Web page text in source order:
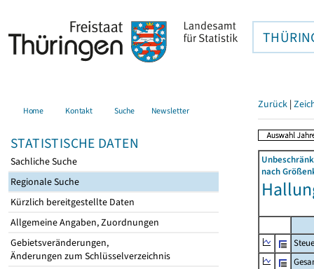
Home Kontakt Suche Newsletter
STATISTISCHE DATEN
Sachliche Suche
Regionale Suche
Kürzlich bereitgestellte Daten
Allgemeine Angaben, Zuordnungen
Gebietsveränderungen,
Änderungen zum Schlüsselverzeichnis
Zurück |
nach